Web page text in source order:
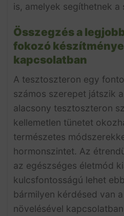
is, amelyek segíthetnek a
Összegzés a
fokozó
kapcsolatban
A tesztoszteron egy
számos szerepet játszik
alacsony tesztoszteron
kellemetlen tünetet
természetes
hormonszintet. Az
az egészséges életmód
kulcsfontosságú lehet
bármilyen kérdésed van
növelésével